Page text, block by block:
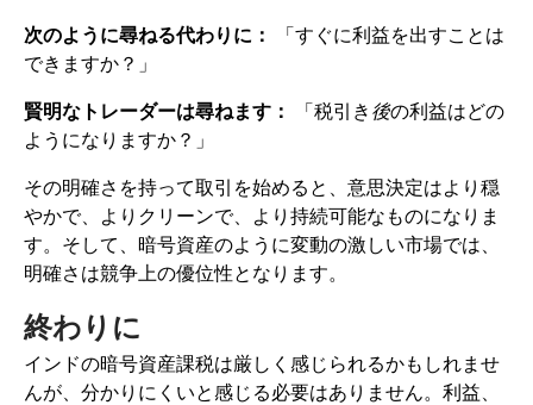
次のように尋ねる代わりに：
「すぐに利益を出すことは
できますか？」
賢明なトレーダーは尋ねます：
「税引き 後の利益はどの
ようになりますか？」
その明確さを持って取引を始めると、意思決定はより穏
やかで、よりクリーンで、より持続可能なものになりま
す。そして、暗号資産のように変動の激しい市場では、
明確さは競争上の優位性となります。
終わりに
インドの暗号資産課税は厳しく感じられるかもしれませ
んが、分かりにくいと感じる必要はありません。利益、